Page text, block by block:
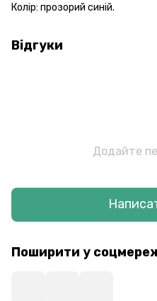
Колір: прозорий синій.
Відгуки
Додайте
Поширити у